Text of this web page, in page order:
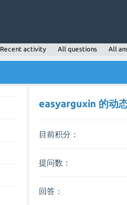
Recent activity All questions All
easyarguxin 的动
目前积分：
提问数：
回答：